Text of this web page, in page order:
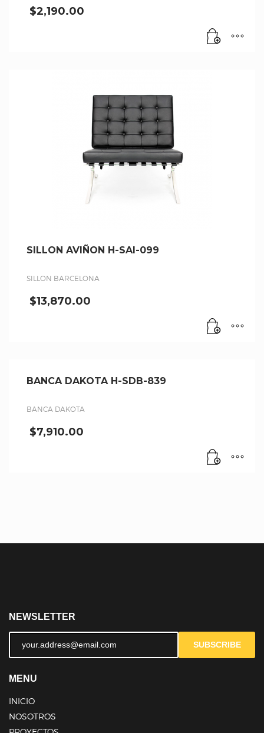
$2,190.00
SILLON AVIÑON H-SAI-099
SILLON BARCELONA
$13,870.00
BANCA DAKOTA H-SDB-839
BANCA DAKOTA
$7,910.00
NEWSLETTER
SUBSCRIBE
MENU
INICIO
NOSOTROS